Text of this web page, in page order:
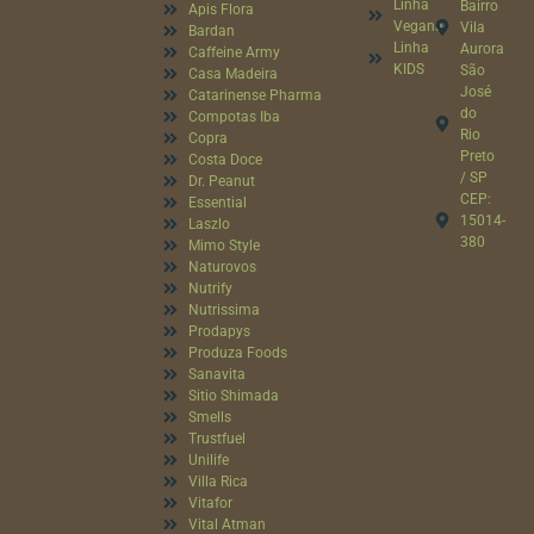
Apis Flora
Bardan
Caffeine Army
Casa Madeira
Catarinense Pharma
Compotas Iba
Copra
Costa Doce
Dr. Peanut
Essential
Laszlo
Mimo Style
Naturovos
Nutrify
Nutrissima
Prodapys
Produza Foods
Sanavita
Sitio Shimada
Smells
Trustfuel
Unilife
Villa Rica
Vitafor
Vital Atman
Linha
Vegana
Linha
KIDS
Bairro
Vila
Aurora
São
José
do
Rio
Preto
/ SP
CEP:
15014-
380